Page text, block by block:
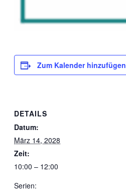
Zum Kalender hinzufügen
DETAILS
Datum:
März 14, 2028
Zeit:
10:00 – 12:00
Serien: